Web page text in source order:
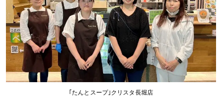
｢たんとスープ｣クリスタ長堀店